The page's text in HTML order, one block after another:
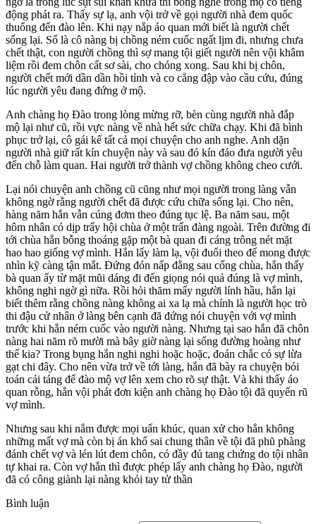
động phát ra. Thấy sự lạ, anh vội trở về gọi người nhà đem quốc
thuổng đến đào lên. Khi nạy nắp áo quan mới biết là người chết
sống lại. Số là cô nàng bị chồng ném cuốc ngất lịm đi, nhưng chưa
chết thật, con người chồng thì sợ mang tội giết người nên vội khâm
liệm rồi đem chôn cất sơ sài, cho chóng xong. Sau khi bị chôn,
người chết mới dần dần hồi tỉnh và co cẳng đập vào cầu cứu, đúng
lúc người yêu đang đứng ở mộ.
Anh chàng họ Đào trong lòng mừng rỡ, bèn cùng người nhà đắp
mộ lại như cũ, rồi vực nàng về nhà hết sức chữa chạy. Khi đã bình
phục trở lại, cô gái kể tất cả mọi chuyện cho anh nghe. Anh dặn
người nhà giữ rất kín chuyện này và sau đó kín đáo đưa người yêu
đến chỗ làm quan. Hai người trở thành vợ chồng không cheo cưới.
Lại nói chuyện anh chồng cũ cũng như mọi người trong làng vẫn
không ngờ rằng người chết đã được cứu chữa sống lại. Cho nên,
hàng năm hắn vẫn cúng đơm theo đúng tục lệ. Ba năm sau, một
hôm nhân có dịp trẩy hội chùa ở một trấn đàng ngoài. Trên đường đi
tới chùa hắn bỗng thoáng gặp một bà quan đi cáng trông nét mặt
hao hao giống vợ mình. Hắn lấy làm lạ, vội đuổi theo để mong được
nhìn kỹ càng tận mắt. Đứng đón nấp đằng sau cổng chùa, hắn thấy
bà quan ấy từ mặt mũi dáng đi đến giọng nói quả đúng là vợ mình,
không nghi ngờ gì nữa. Rồi hỏi thăm mấy người lính hầu, hắn lại
biết thêm rằng chồng nàng không ai xa lạ mà chính là người học trò
thi đậu cử nhân ở làng bên cạnh đã đứng nói chuyện với vợ mình
trước khi hắn ném cuốc vào người nàng. Nhưng tại sao hắn đã chôn
nàng hai năm rõ mười mà bây giờ nàng lại sống đường hoàng như
thế kia? Trong bụng hắn nghi nghi hoặc hoặc, đoán chắc có sự lừa
gạt chi đây. Cho nên vừa trở về tới làng, hắn đã bày ra chuyện bói
toán cải táng để đào mộ vợ lên xem cho rõ sự thật. Và khi thấy áo
quan rỗng, hắn vội phát đơn kiện anh chàng họ Đào tội đã quyến rũ
vợ mình.
Nhưng sau khi nắm được mọi uẩn khúc, quan xử cho hắn không
những mất vợ mà còn bị án khổ sai chung thân về tội đã phũ phàng
đánh chết vợ và lén lút đem chôn, có đầy đủ tang chứng do tội nhân
tự khai ra. Còn vợ hắn thì được phép lấy anh chàng họ Đào, người
đã có công giành lại nàng khỏi tay tử thần
Bình luận